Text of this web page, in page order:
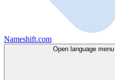
Nameshift.com
Open language menu